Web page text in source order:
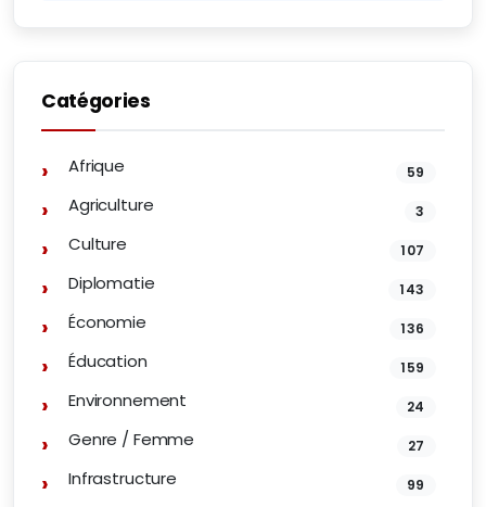
Catégories
Afrique 59
Agriculture 3
Culture 107
Diplomatie 143
Économie 136
Éducation 159
Environnement 24
Genre / Femme 27
Infrastructure 99